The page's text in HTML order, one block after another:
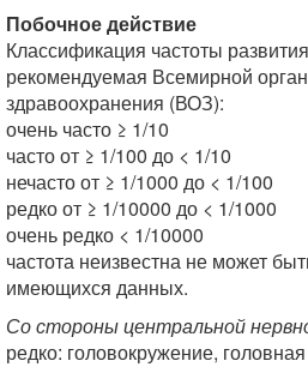
Побочное действие
Классификация частоты
рекомендуемая Всемирной
здравоохранения (ВОЗ):
очень часто ≥ 1/10
часто от ≥ 1/100 до < 1/10
нечасто от ≥ 1/1000 до < 1/100
редко от ≥ 1/10000 до < 1/1000
очень редко < 1/10000
частота неизвестна не может
имеющихся данных.
Со стороны центральной
редко: головокружение,